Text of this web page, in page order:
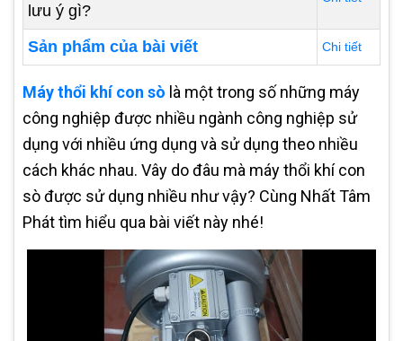
lưu ý gì?
Sản phẩm của bài viết Chi tiết
Máy thổi khí con sò là một trong số những máy
công nghiệp được nhiều ngành công nghiệp sử
dụng với nhiều ứng dụng và sử dụng theo nhiều
cách khác nhau. Vây do đâu mà máy thổi khí con
sò được sử dụng nhiều như vậy? Cùng Nhất Tâm
Phát tìm hiểu qua bài viết này nhé!